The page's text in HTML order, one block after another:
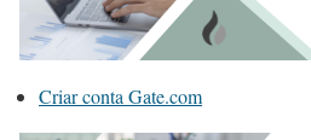
Criar conta Gate.com